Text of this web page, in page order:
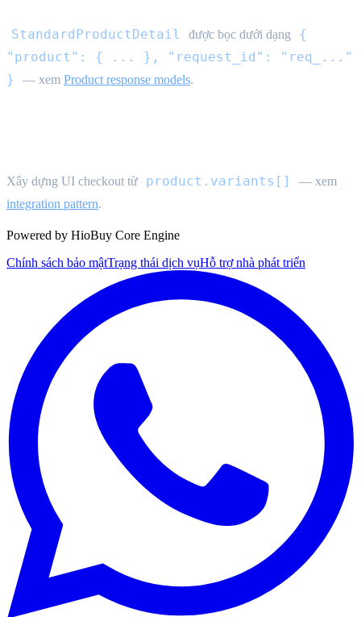
StandardProductDetail được bọc dưới dạng
{
"product": { ... }, "request_id": "req_..."
}
— xem Product response models.
Xây dựng UI checkout từ product.variants[]
— xem
integration pattern.
Powered by HioBuy Core Engine
Chính sách bảo mậtTrạng thái dịch vụHỗ trợ nhà phát triển